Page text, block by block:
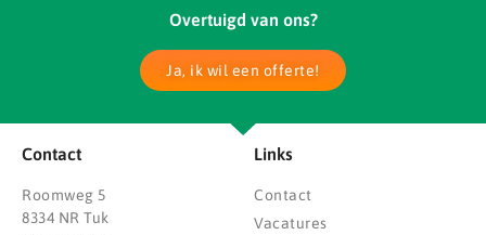
Overtuigd van ons?
Ja, ik wil een offerte!
Contact
Roomweg 5
8334 NR Tuk
Links
Contact
Vacatures